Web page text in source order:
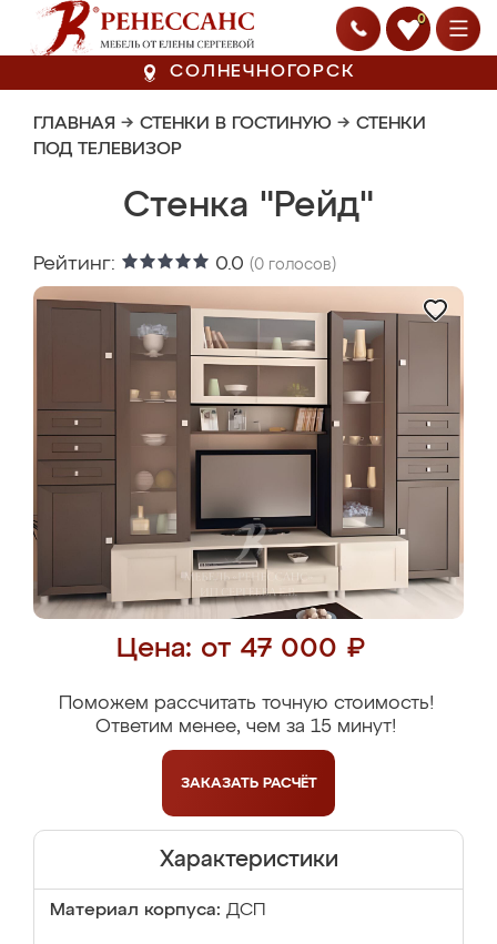
0
СОЛНЕЧНОГОРСК
ГЛАВНАЯ → СТЕНКИ В ГОСТИНУЮ → СТЕНКИ
ПОД ТЕЛЕВИЗОР
Стенка "Рейд"
Рейтинг: 0.0 (0 голосов)
Цена: от 47 000 ₽
Поможем рассчитать точную стоимость!
Ответим менее, чем за 15 минут!
ЗАКАЗАТЬ РАСЧЁТ
Характеристики
Материал корпуса: ДСП